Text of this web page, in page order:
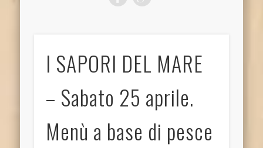
I SAPORI DEL MARE
– Sabato 25 aprile.
Menù a base di pesce